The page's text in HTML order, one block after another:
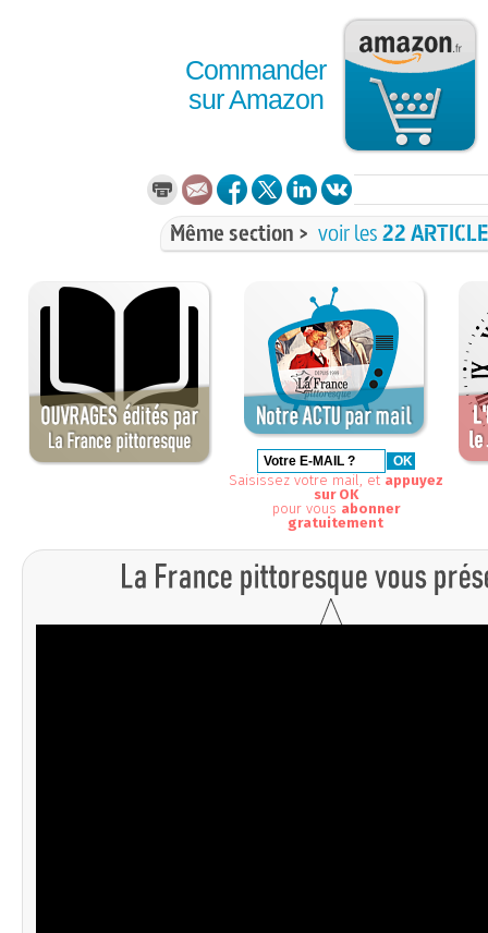
Commander
sur Amazon
Même section > voir les22
Saisissez votre mail, et appuyez
sur OK
pour vous abonner
gratuitement